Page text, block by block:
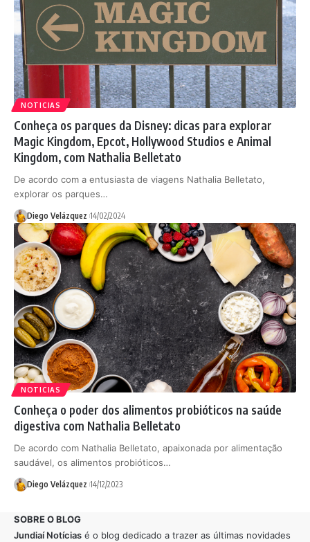
NOTICIAS
Conheça os parques da Disney: dicas para explorar
Magic Kingdom, Epcot, Hollywood Studios e Animal
Kingdom, com Nathalia Belletato
De acordo com a entusiasta de viagens Nathalia Belletato,
explorar os parques…
Diego Velázquez 14/02/2024
NOTICIAS
Conheça o poder dos alimentos probióticos na saúde
digestiva com Nathalia Belletato
De acordo com Nathalia Belletato, apaixonada por alimentação
saudável, os alimentos probióticos…
Diego Velázquez 14/12/2023
SOBRE O BLOG
Jundiaí Notícias é o blog dedicado a trazer as últimas novidades